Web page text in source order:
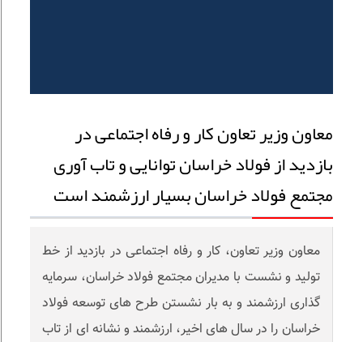
معاون وزیر تعاون کار و رفاه اجتماعی در
بازدید از فولاد خراسان توانایی و تاب آوری
مجتمع فولاد خراسان بسیار ارزشمند است
معاون وزیر تعاون، کار و رفاه اجتماعی در بازدید از خط
تولید و نشست با مدیران مجتمع فولاد خراسان، سرمایه
گذاری ارزشمند و به بار نشستن طرح های توسعه فولاد
خراسان را در سال های اخیر، ارزشمند و نشانه ای از تاب